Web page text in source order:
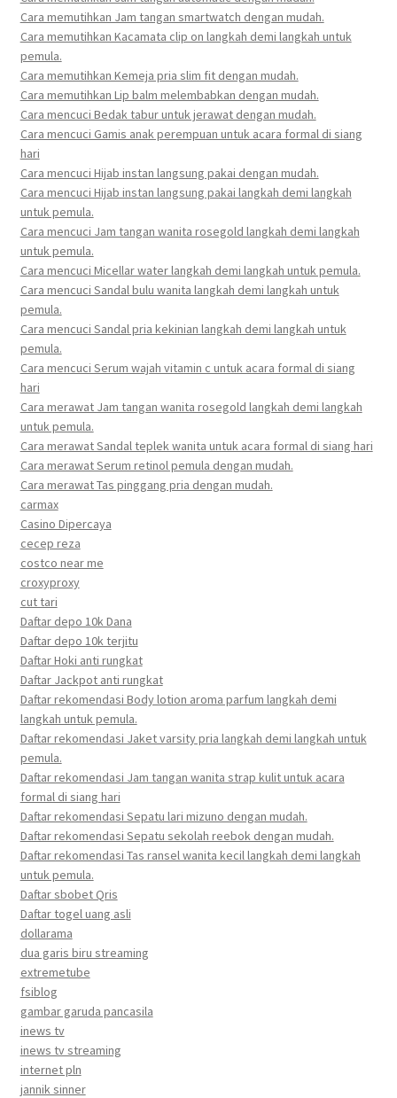
Cara memutihkan Jam tangan smartwatch dengan mudah.
Cara memutihkan Kacamata clip on langkah demi langkah untuk
pemula.
Cara memutihkan Kemeja pria slim fit dengan mudah.
Cara memutihkan Lip balm melembabkan dengan mudah.
Cara mencuci Bedak tabur untuk jerawat dengan mudah.
Cara mencuci Gamis anak perempuan untuk acara formal di siang
hari
Cara mencuci Hijab instan langsung pakai dengan mudah.
Cara mencuci Hijab instan langsung pakai langkah demi langkah
untuk pemula.
Cara mencuci Jam tangan wanita rosegold langkah demi langkah
untuk pemula.
Cara mencuci Micellar water langkah demi langkah untuk pemula.
Cara mencuci Sandal bulu wanita langkah demi langkah untuk
pemula.
Cara mencuci Sandal pria kekinian langkah demi langkah untuk
pemula.
Cara mencuci Serum wajah vitamin c untuk acara formal di siang
hari
Cara merawat Jam tangan wanita rosegold langkah demi langkah
untuk pemula.
Cara merawat Sandal teplek wanita untuk acara formal di siang hari
Cara merawat Serum retinol pemula dengan mudah.
Cara merawat Tas pinggang pria dengan mudah.
carmax
Casino Dipercaya
cecep reza
costco near me
croxyproxy
cut tari
Daftar depo 10k Dana
Daftar depo 10k terjitu
Daftar Hoki anti rungkat
Daftar Jackpot anti rungkat
Daftar rekomendasi Body lotion aroma parfum langkah demi
langkah untuk pemula.
Daftar rekomendasi Jaket varsity pria langkah demi langkah untuk
pemula.
Daftar rekomendasi Jam tangan wanita strap kulit untuk acara
formal di siang hari
Daftar rekomendasi Sepatu lari mizuno dengan mudah.
Daftar rekomendasi Sepatu sekolah reebok dengan mudah.
Daftar rekomendasi Tas ransel wanita kecil langkah demi langkah
untuk pemula.
Daftar sbobet Qris
Daftar togel uang asli
dollarama
dua garis biru streaming
extremetube
fsiblog
gambar garuda pancasila
inews tv
inews tv streaming
internet pln
jannik sinner